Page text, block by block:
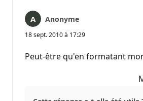
Anonyme
18 sept. 2010 à 17:29
Peut-être qu'en formatant